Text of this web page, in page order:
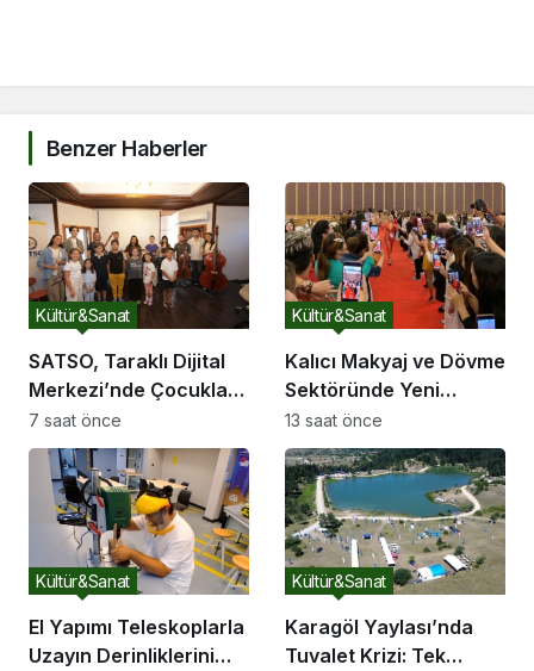
Benzer Haberler
SATSO, Taraklı Dijital
Merkezi’nde Çocukları
Sanatla Buluşturdu
Kültür&Sanat
7 saat önce
Kalıcı Makyaj ve Dövme
Sektöründe Yeni
Dönem: 2026’nın Ana
Gündemi Güvenli
Pigment ve Bilimsel
Eğitim
Kültür&Sanat
13 saat önce
El Yapımı Teleskoplarla
Uzayın Derinliklerini
Kültür&Sanat
Karagöl Yaylası’nda
Tuvalet Krizi: Tek
Kültür&Sanat